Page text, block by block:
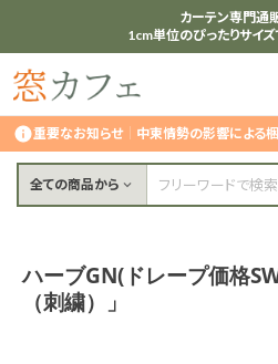
カーテン専門通
1cm単位のぴったりサイズ
重要なお知らせ｜ 中東情勢の影響による
全ての商品から
ハーブGN(ドレープ価格
（刺繍）」